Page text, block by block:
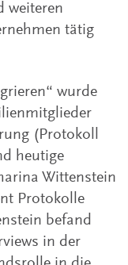
weiteren
tätig
wurde
(Protokoll
heutige
Wittenstein
Protokolle
befand
in der